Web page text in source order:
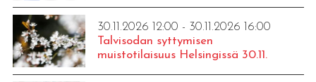
30.11.2026 12:00 - 30.11.2026 16:00
Talvisodan syttymisen
muistotilaisuus Helsingissä 30.11.